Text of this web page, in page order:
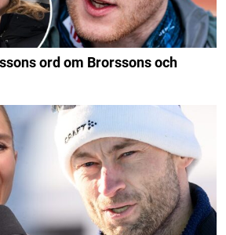
ord om Brorssons och